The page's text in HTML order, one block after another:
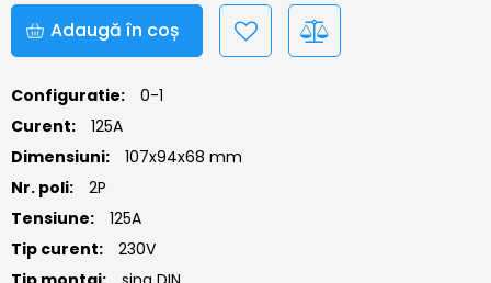
Adaugă în coș
Configuratie:
0-1
Curent:
125A
Dimensiuni:
107x94x68 mm
Nr. poli:
2P
Tensiune:
125A
Tip curent:
230V